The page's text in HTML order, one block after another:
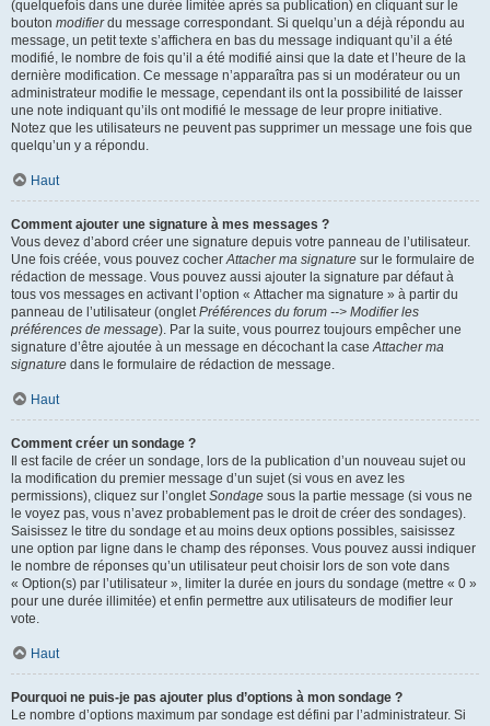
(quelquefois dans une durée limitée après sa publication) en cliquant sur le
bouton modifierdu message correspondant. Si quelqu’un a déjà répondu au
message, un petit texte s’affichera en bas du message indiquant qu’il a été
modifié, le nombre de fois qu’il a été modifié ainsi que la date et l’heure de la
dernière modification. Ce message n’apparaîtra pas si un modérateur ou un
administrateur modifie le message, cependant ils ont la possibilité de laisser
une note indiquant qu’ils ont modifié le message de leur propre initiative.
Notez que les utilisateurs ne peuvent pas supprimer un message une fois que
quelqu’un y a répondu.
Haut
Comment ajouter une signature à mes messages ?
Vous devez d’abord créer une signature depuis votre panneau de l’utilisateur.
Une fois créée, vous pouvez cocherAttacher ma signature sur le formulaire de
rédaction de message. Vous pouvez aussi ajouter la signature par défaut à
tous vos messages en activant l’option « Attacher ma signature » à partir du
panneau de l’utilisateur (ongletPréférences du forum --> Modifier les
préférences de message). Par la suite, vous pourrez toujours empêcher une
signature d’être ajoutée à un message en décochant la caseAttacher ma
signature dans le formulaire de rédaction de message.
Haut
Comment créer un sondage ?
Il est facile de créer un sondage, lors de la publication d’un nouveau sujet ou
la modification du premier message d’un sujet (si vous en avez les
permissions), cliquez sur l’ongletSondage sous la partie message (si vous ne
le voyez pas, vous n’avez probablement pas le droit de créer des sondages).
Saisissez le titre du sondage et au moins deux options possibles, saisissez
une option par ligne dans le champ des réponses. Vous pouvez aussi indiquer
le nombre de réponses qu’un utilisateur peut choisir lors de son vote dans
« Option(s) par l’utilisateur », limiter la durée en jours du sondage (mettre « 0 »
pour une durée illimitée) et enfin permettre aux utilisateurs de modifier leur
vote.
Haut
Pourquoi ne puis-je pas ajouter plus d’options à mon sondage ?
Le nombre d’options maximum par sondage est défini par l’administrateur. Si